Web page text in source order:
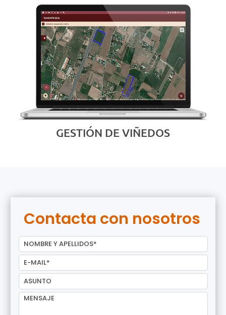
GESTIÓN DE VIÑEDOS
Contacta con nosotros